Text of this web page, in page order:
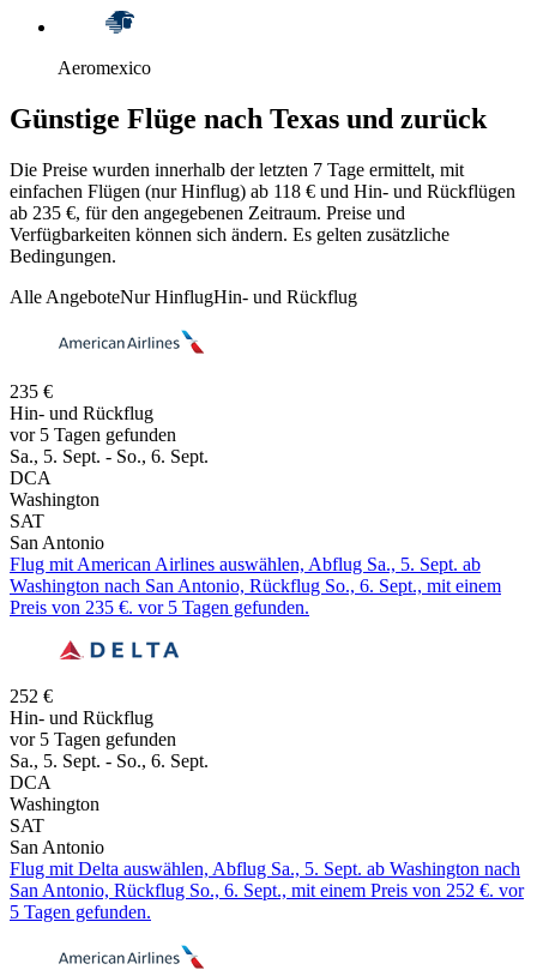
Aeromexico
Günstige Flüge nach Texas und zurück
Die Preise wurden innerhalb der letzten 7 Tage ermittelt, mit
einfachen Flügen (nur Hinflug) ab 118 € und Hin- und Rückflügen
ab 235 €, für den angegebenen Zeitraum. Preise und
Verfügbarkeiten können sich ändern. Es gelten zusätzliche
Bedingungen.
Alle AngeboteNur HinflugHin- und Rückflug
235 €
Hin- und Rückflug
vor 5 Tagen gefunden
Sa., 5. Sept. - So., 6. Sept.
DCA
Washington
SAT
San Antonio
Flug mit American Airlines auswählen, Abflug Sa., 5. Sept. ab
Washington nach San Antonio, Rückflug So., 6. Sept., mit einem
Preis von 235 €. vor 5 Tagen gefunden.
252 €
Hin- und Rückflug
vor 5 Tagen gefunden
Sa., 5. Sept. - So., 6. Sept.
DCA
Washington
SAT
San Antonio
Flug mit Delta auswählen, Abflug Sa., 5. Sept. ab Washington nach
San Antonio, Rückflug So., 6. Sept., mit einem Preis von 252 €. vor
5 Tagen gefunden.